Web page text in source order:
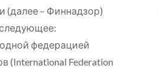
(далее – Финнадзор)
федерацией
(International Federation